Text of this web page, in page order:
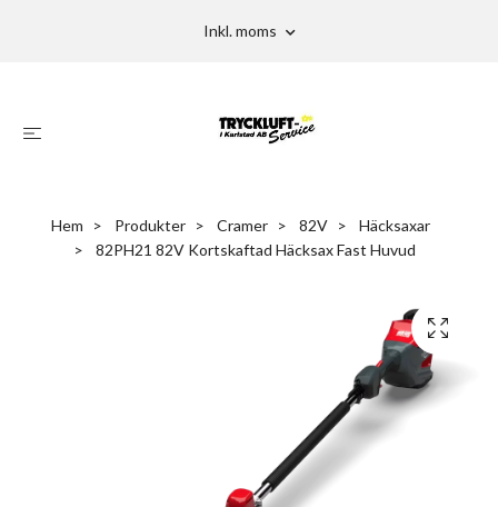
Inkl. moms
Hem Produkter Cramer 82V
Häcksaxar
82PH21 82V Kortskaftad Häcksax Fast Huvud